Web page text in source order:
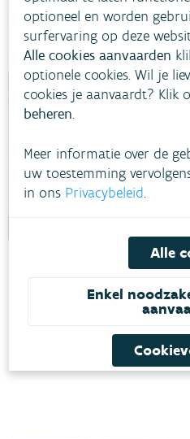
DROOGTE
Wasco
In Edegem en Mortsel
industrieterrein opgevangen en
ondergrondse waterbuffer. Het
woonontwikkeling en enkele
optioneel en worden
surfervaring op deze
Alle cookies aanvaarden
optionele cookies. Wil je
cookies je aanvaardt? Klik
beheren.
Meer informatie over de
uw toestemming
in ons Privacybeleid.
Alle
Enkel